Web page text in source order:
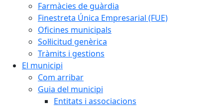
Farmàcies de guàrdia
Finestreta Única Empresarial (FUE)
Oficines municipals
Sol·licitud genèrica
Tràmits i gestions
El municipi
Com arribar
Guia del municipi
Entitats i associacions